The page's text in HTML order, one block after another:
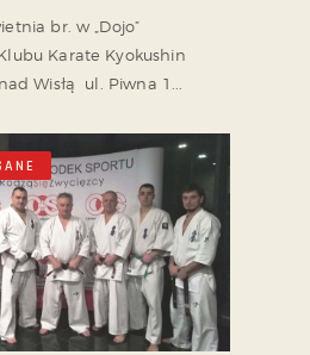
br. w „Dojo”
Karate Kyokushin
Wisłą ul. Piwna 1...